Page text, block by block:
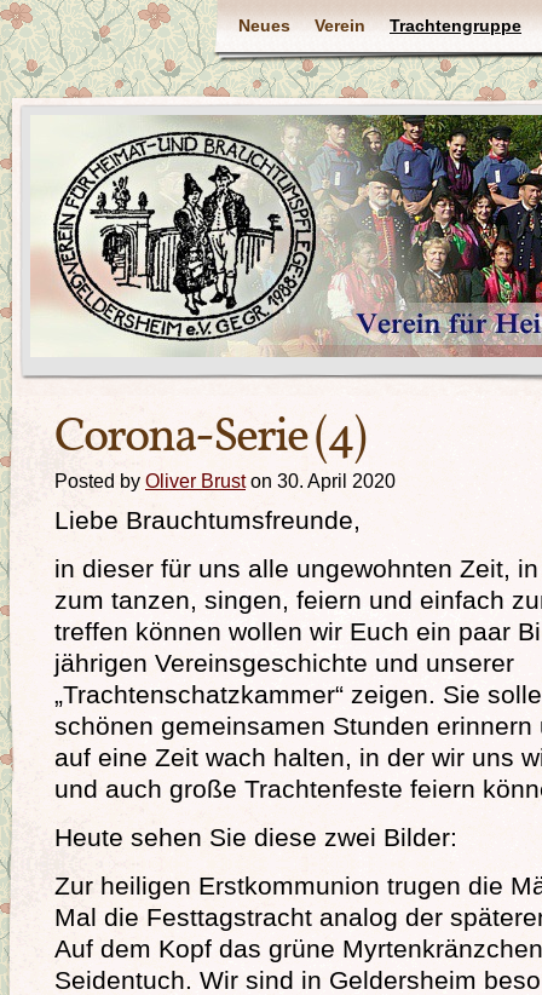
Neues Verein Trachtengruppe
Corona-Serie (4)
Posted by Oliver Bruston 30. April 2020
Liebe Brauchtumsfreunde,
in dieser für uns alle ungewohnten Zeit,
zum tanzen, singen, feiern und einfach
treffen können wollen wir Euch ein paar
jährigen Vereinsgeschichte und unserer
„Trachtenschatzkammer“ zeigen. Sie
schönen gemeinsamen Stunden erinnern
auf eine Zeit wach halten, in der wir uns
und auch große Trachtenfeste feiern
Heute sehen Sie diese zwei Bilder:
Zur heiligen Erstkommunion trugen die
Mal die Festtagstracht analog der
Auf dem Kopf das grüne
Seidentuch. Wir sind in Geldersheim